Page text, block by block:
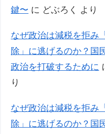
鍵〜 に どぶろく より
なぜ政治は減税を拒み
除」に逃げるのか？国
政治を打破するために
り
なぜ政治は減税を拒み
除」に逃げるのか？国